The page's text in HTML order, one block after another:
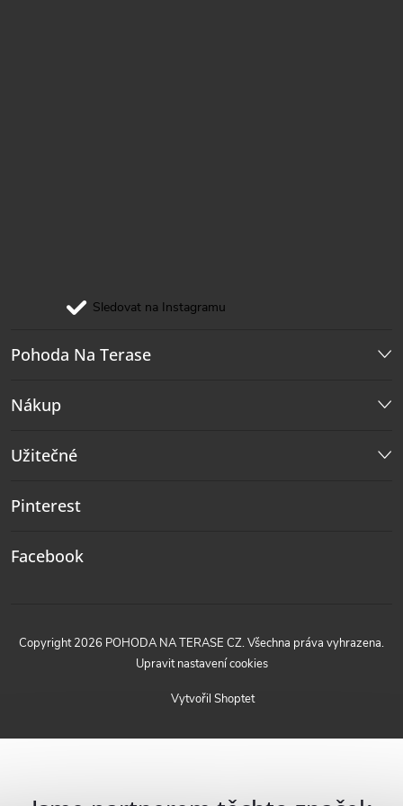
Sledovat na Instagramu
Pohoda Na Terase
Nákup
Užitečné
Pinterest
Facebook
Vytvořil Shoptet
Copyright 2026 POHODA NA TERASE CZ. Všechna práva vyhrazena.
Upravit nastavení cookies